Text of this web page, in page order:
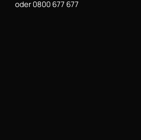
oder 0800 677 677